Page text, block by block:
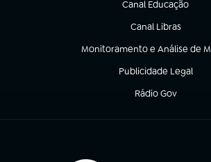
Canal Educação
(abre em nova aba)
Canal Libras
(abre em nova aba)
Monitoramento e Análise de
(abre em nova aba)
Publicidade Legal
(abre em nova aba)
Rádio Gov
(abre em nova aba)